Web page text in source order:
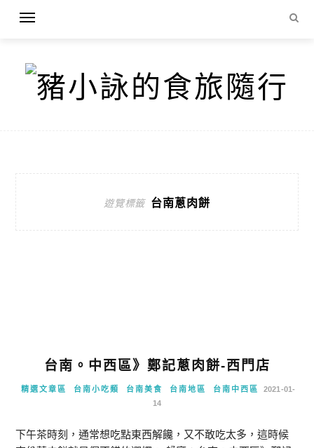
遊覽標籤 台南蔥肉餅
台南。中西區》鄭記蔥肉餅-西門店
精選文章區 台南小吃類 台南美食 台南地區 台南中西區
2021-01-
14
下午茶時刻，通常想吃點東西解饞，又不敢吃太多，這時候